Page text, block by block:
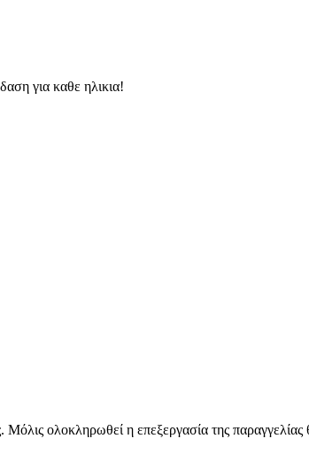
για καθε ηλικια!
ολοκληρωθεί η επεξεργασία της παραγγελίας